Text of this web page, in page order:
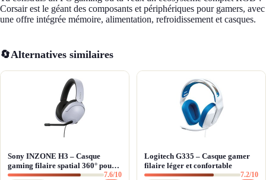
Corsair est le géant des composants et périphériques pour gamers, avec
une offre intégrée mémoire, alimentation, refroidissement et casques.
🔄Alternatives similaires
Sony INZONE H3 – Casque
gaming filaire spatial 360° pour
PC et PS5
7.6/10
Logitech G335 – Casque gamer
filaire léger et confortable
7.2/10